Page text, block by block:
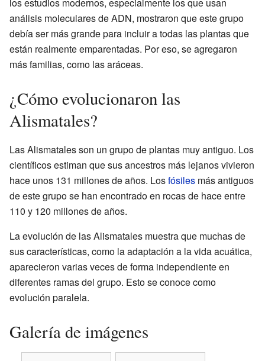
análisis moleculares de ADN, mostraron que este grupo
debía ser más grande para incluir a todas las plantas que
están realmente emparentadas. Por eso, se agregaron
más familias, como las aráceas.
¿Cómo evolucionaron las
Alismatales?
Las Alismatales son un grupo de plantas muy antiguo. Los
científicos estiman que sus ancestros más lejanos vivieron
hace unos 131 millones de años. Losfósiles más antiguos
de este grupo se han encontrado en rocas de hace entre
110 y 120 millones de años.
La evolución de las Alismatales muestra que muchas de
sus características, como la adaptación a la vida acuática,
aparecieron varias veces de forma independiente en
diferentes ramas del grupo. Esto se conoce como
evolución paralela.
Galería de imágenes